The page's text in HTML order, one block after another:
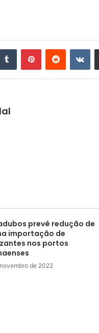
Tumblr PinterestReddit VK
prevê redução de
importação de
nos portos
de 2022